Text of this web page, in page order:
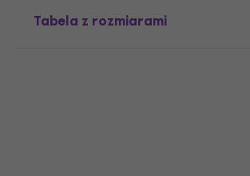
Tabela z rozmiarami